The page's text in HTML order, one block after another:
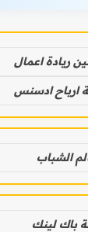
ريادة اعمال
ارباح ادسنس
الشباب
باك لينك